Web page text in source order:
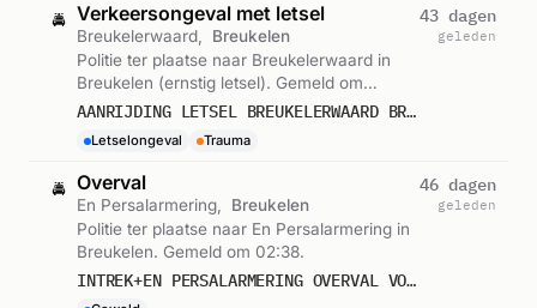
🚔 Verkeersongeval met letsel
Breukelerwaard,
Breukelen
Politie ter plaatse naar Breukelerwaard in
Breukelen (ernstig letsel). Gemeld om
00:04.
AANRIJDING LETSEL BREUKELERWAARD BREUKELEN
Letselongeval Trauma
43 dagen
geleden
🚔 Overval
En Persalarmering,
Breukelen
Politie ter plaatse naar En Persalarmering in
Breukelen. Gemeld om 02:38.
INTREK+EN PERSALARMERING OVERVAL VOERTUIG BREUKELEN
46 dagen
geleden